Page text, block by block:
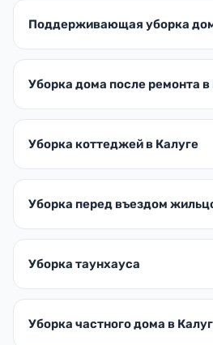
Поддерживающая уборка
Уборка дома после ремонта в
Уборка коттеджей в Калуге
Уборка перед въездом
Уборка таунхауса
Уборка частного дома в